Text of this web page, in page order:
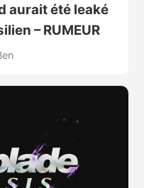
aurait été leaké
– RUMEUR